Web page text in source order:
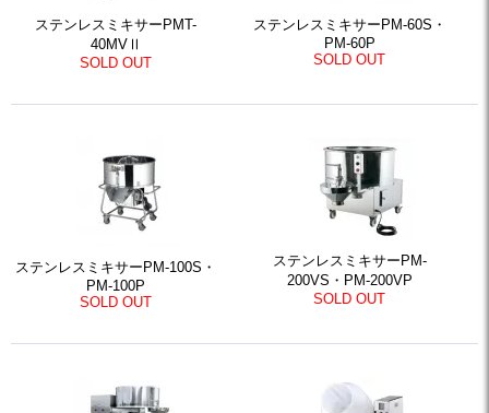
ステンレスミキサーPMT-
40MVⅡ
SOLD OUT
ステンレスミキサーPM-60S・
PM-60P
SOLD OUT
ステンレスミキサーPM-100S・
PM-100P
SOLD OUT
ステンレスミキサーPM-
200VS・PM-200VP
SOLD OUT